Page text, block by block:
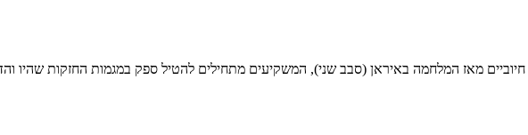
מאז המלחמה באיראן (סבב שני), המשקיעים מתחילים להטיל ספק במגמות החזקות שהיו